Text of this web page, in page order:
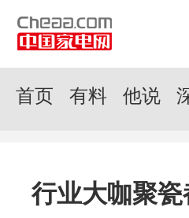
首页 有料 他说
行业大咖聚